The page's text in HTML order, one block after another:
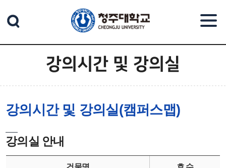
강의시간 및 강의실
강의시간 및 강의실(캠퍼스맵)
강의실 안내